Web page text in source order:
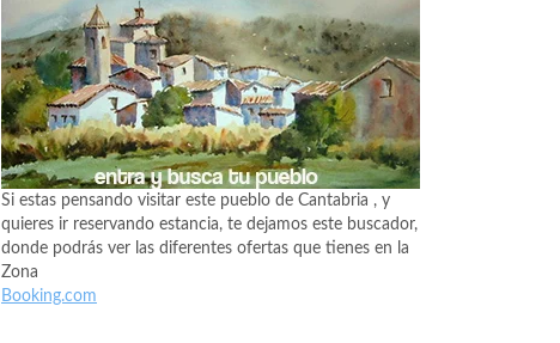
Si estas pensando visitar este pueblo de Cantabria , y
quieres ir reservando estancia, te dejamos este buscador,
donde podrás ver las diferentes ofertas que tienes en la
Zona
Booking.com